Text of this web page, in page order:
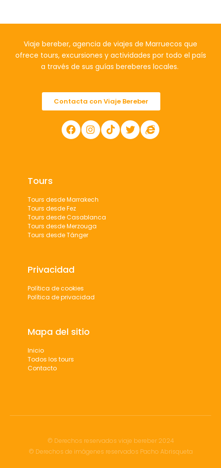
Viaje bereber, agencia de viajes de Marruecos que
ofrece tours, excursiones y actividades por todo el país
a través de sus guías bereberes locales.
Contacta con Viaje Bereber
Tours
Tours desde Marrakech
Tours desde Fez
Tours desde Casablanca
Tours desde Merzouga
Tours desde Tánger
Privacidad
Política de cookies
Política de privacidad
Mapa del sitio
Inicio
Todos los tours
Contacto
© Derechos reservados viaje bereber 2024
© Derechos de imágenes reservados Pacho Abrisqueta